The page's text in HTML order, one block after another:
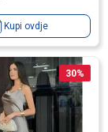
Kupi ovdje
30%